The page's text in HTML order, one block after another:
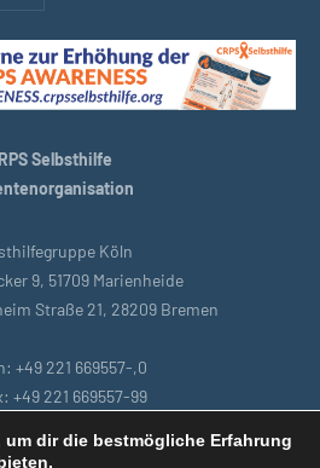
Selbsthilfe
Köln
9, 51709 Marienheide
Straße 21, 28209 Bremen
+49 221 669557-,0
+49 221 669557-99
um dir die bestmögliche Erfahrung